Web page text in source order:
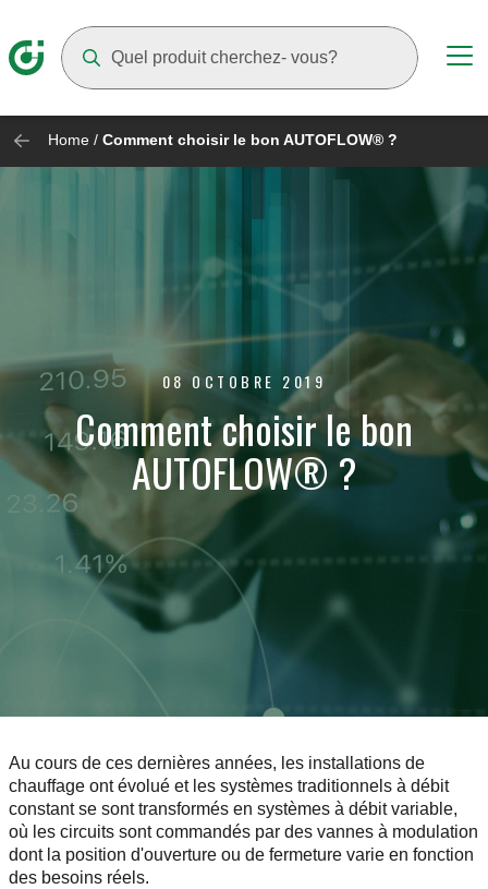
Home / Comment choisir le bon AUTOFLOW® ?
08 OCTOBRE 2019
Comment choisir le bon
AUTOFLOW® ?
Au cours de ces dernières années, les installations de
chauffage ont évolué et les systèmes traditionnels à débit
constant se sont transformés en systèmes à débit variable,
où les circuits sont commandés par des vannes à modulation
dont la position d'ouverture ou de fermeture varie en fonction
des besoins réels.